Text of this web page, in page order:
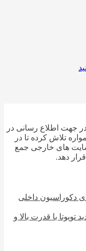
مصنوعی از سال 1404 در جهت اطلاع رسانی در
تلاش کرده تا در
های خارجی جمع
داخلی
با قدرت بالا و